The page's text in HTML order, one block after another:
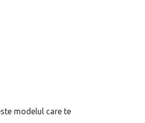
modelul care te